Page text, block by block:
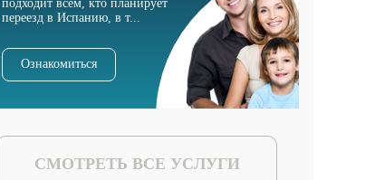
подходит всем, кто планирует
переезд в Испанию, в т...
Ознакомиться
СМОТРЕТЬ ВСЕ УСЛУГИ